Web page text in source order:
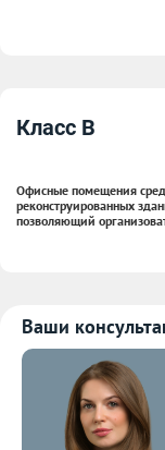
Класс B
Офисные помещения
реконструированных
позволяющий
Ваши